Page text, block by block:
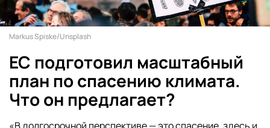
Markus Spiske/Unsplash
ЕС подготовил масштабный
план по спасению климата.
Что он предлагает?